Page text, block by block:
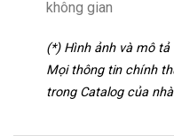
không gian
(*) Hình ảnh và mô
Mọi thông tin chính
trong Catalog của